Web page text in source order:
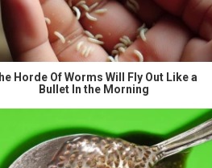
Horde Of Worms Will Fly Out Like a
Bullet In the Morning